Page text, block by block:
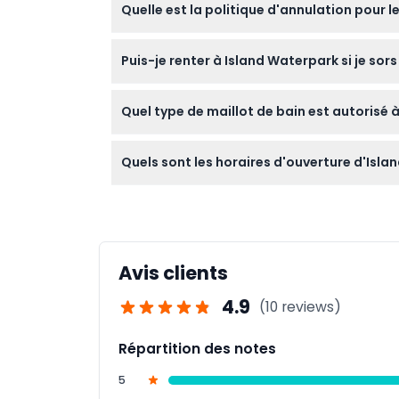
âgés de 4 ans et plus paient le tarif adulte.
Quelle est la politique d'annulation pour
réserver. Les billets doivent être utilisés à la
Puis-je renter à Island Waterpark si je
Quel type de maillot de bain est autorisé
toboggans ou attractions. Les tongs,
Quels sont les horaires d'ouverture
Avis clients
4.9 (10 reviews)
Répartition des notes
5